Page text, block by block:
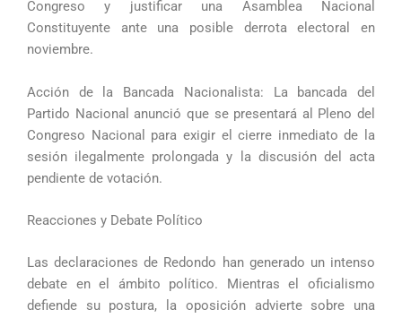
Congreso y justificar una Asamblea Nacional
Constituyente ante una posible derrota electoral en
noviembre.
Acción de la Bancada Nacionalista: La bancada del
Partido Nacional anunció que se presentará al Pleno del
Congreso Nacional para exigir el cierre inmediato de la
sesión ilegalmente prolongada y la discusión del acta
pendiente de votación.
Reacciones y Debate Político
Las declaraciones de Redondo han generado un intenso
debate en el ámbito político. Mientras el oficialismo
defiende su postura, la oposición advierte sobre una